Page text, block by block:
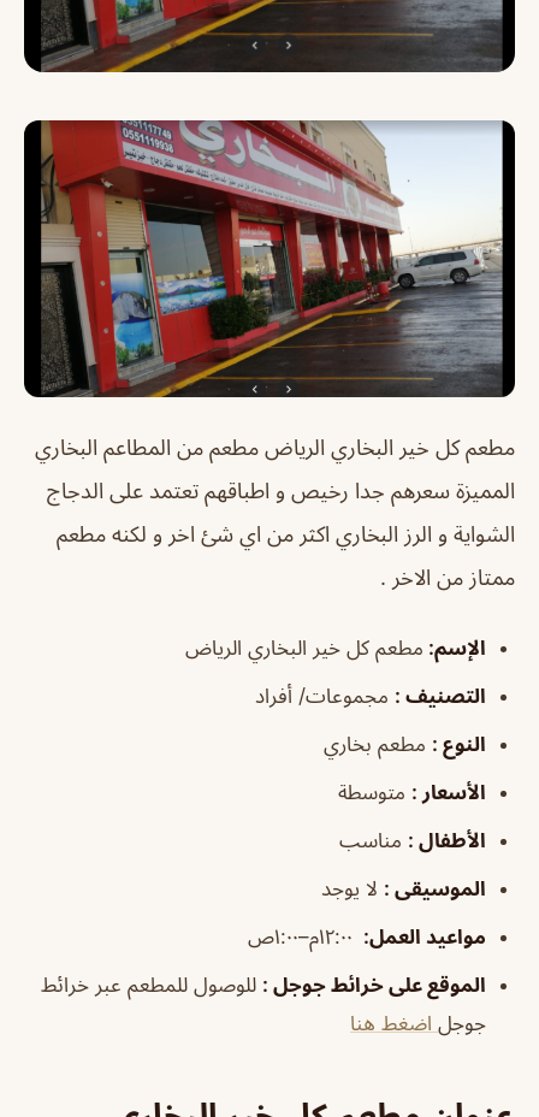
مطعم كل خير البخاري الرياض مطعم من المطاعم البخاري
المميزة سعرهم جدا رخيص و اطباقهم تعتمد على الدجاج
الشواية و الرز البخاري اكثر من اي شئ اخر و لكنه مطعم
ممتاز من الاخر .
الإسم: مطعم كل خير البخاري الرياض
التصنيف : مجموعات/ أفراد
النوع : مطعم بخاري
الأسعار : متوسطة
الأطفال : مناسب
الموسيقى : لا يوجد
مواعيد العمل:
الموقع على خرائط جوجل : للوصول للمطعم عبر خرائط
جوجل اضغط هنا